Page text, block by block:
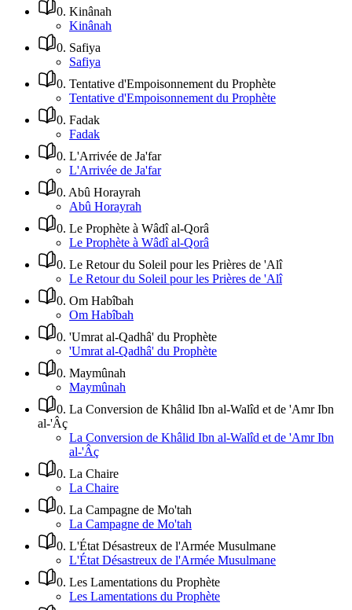
0. Kinânah
Kinânah
0. Safiya
Safiya
0. Tentative d'Empoisonnement du Prophète
Tentative d'Empoisonnement du Prophète
0. Fadak
Fadak
0. L'Arrivée de Ja'far
L'Arrivée de Ja'far
0. Abû Horayrah
Abû Horayrah
0. Le Prophète à Wâdî al-Qorâ
Le Prophète à Wâdî al-Qorâ
0. Le Retour du Soleil pour les Prières de 'Alî
Le Retour du Soleil pour les Prières de 'Alî
0. Om Habîbah
Om Habîbah
0. 'Umrat al-Qadhâ' du Prophète
'Umrat al-Qadhâ' du Prophète
0. Maymûnah
Maymûnah
0. La Conversion de Khâlid Ibn al-Walîd et de 'Amr Ibn
al-'Âç
La Conversion de Khâlid Ibn al-Walîd et de 'Amr Ibn
al-'Âç
0. La Chaire
La Chaire
0. La Campagne de Mo'tah
La Campagne de Mo'tah
0. L'État Désastreux de l'Armée Musulmane
L'État Désastreux de l'Armée Musulmane
0. Les Lamentations du Prophète
Les Lamentations du Prophète